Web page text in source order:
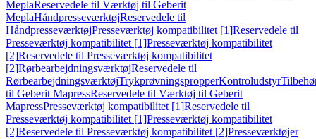
MeplaReservedele til Værktøj til Geberit
MeplaHåndpresseværktøjReservedele til
HåndpresseværktøjPresseværktøj kompatibilitet [1]Reservedele til
Presseværktøj kompatibilitet [1]Presseværktøj kompatibilitet
[2]Reservedele til Presseværktøj kompatibilitet
[2]RørbearbejdningsværktøjReservedele til
RørbearbejdningsværktøjTrykprøvningspropperKontroludstyr
til Geberit MapressReservedele til Værktøj til Geberit
MapressPresseværktøj kompatibilitet [1]Reservedele til
Presseværktøj kompatibilitet [1]Presseværktøj kompatibilitet
[2]Reservedele til Presseværktøj kompatibilitet [2]Presseværktøjer